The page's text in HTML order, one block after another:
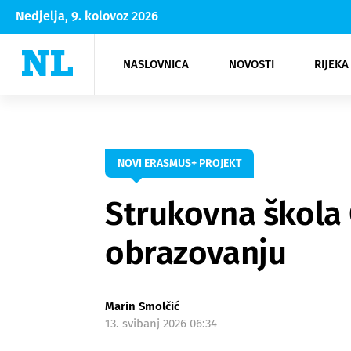
Nedjelja, 9. kolovoz 2026
NASLOVNICA NOVOSTI
Rijeka Opatija
NK
Moda
Kultura
NOVI ERASMUS+ PROJEKT
Strukovna
obrazovanju
Marin Smolčić
13. svibanj 2026 06:34